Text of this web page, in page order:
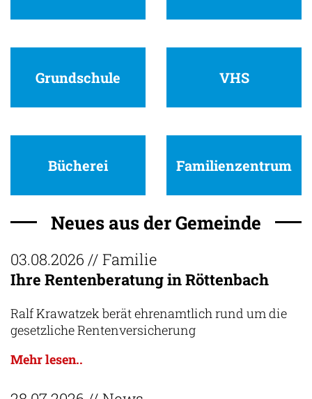
Grundschule VHS
Bücherei Familienzentrum
Neues aus der Gemeinde
03.08.2026 // Familie
Ihre Rentenberatung in Röttenbach
Ralf Krawatzek berät ehrenamtlich rund um die
gesetzliche Rentenversicherung
Mehr lesen..